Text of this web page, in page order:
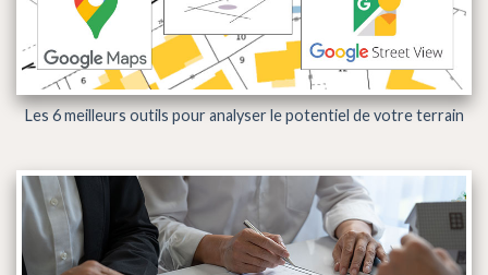
Les 6 meilleurs outils pour analyser le potentiel de votre terrain